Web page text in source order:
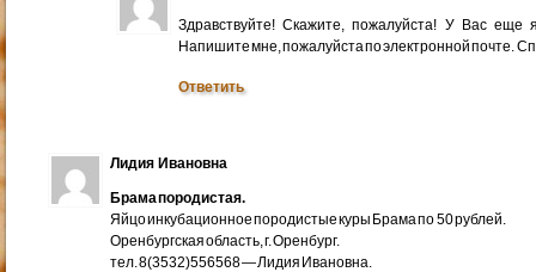
Здравствуйте! Скажите, пожалуйста! У Вас еще
Напишите мне, пожалуйста по электронной почте.
Ответить
Лидия Ивановна
Брама породистая.
Яйцо инкубационное породистые куры Брама по 50 рублей.
Оренбургская область, г. Оренбург.
тел. 8(3532)556568 — Лидия Ивановна.